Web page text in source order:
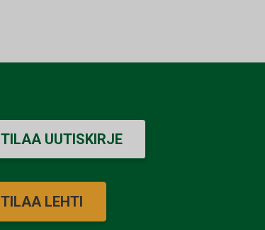
TILAA UUTISKIRJE
TILAA LEHTI